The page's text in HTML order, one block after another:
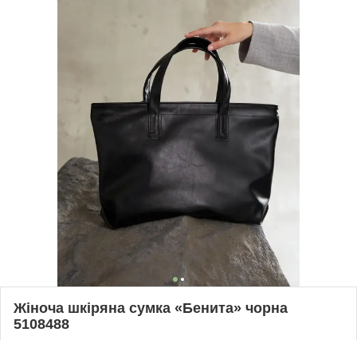
Жіноча шкіряна сумка «Бенита» чорна
5108488